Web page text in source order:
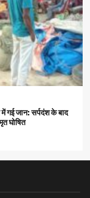
जान: सर्पदंश के बाद
घोषित